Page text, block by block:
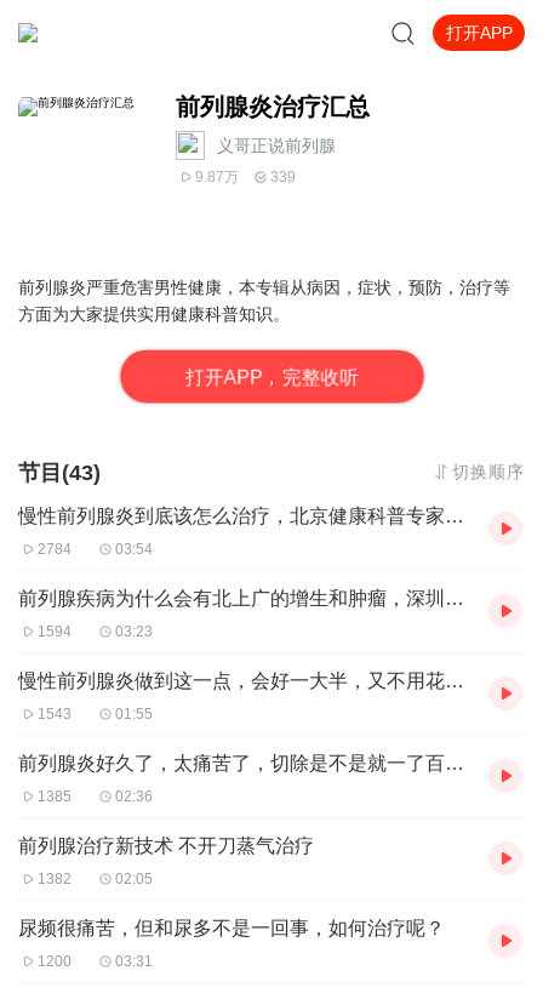
打开APP
前列腺炎治疗汇总
义哥正说前列腺
9.87万 339
前列腺炎严重危害男性健康，本专辑从病因，症状，预防，治疗等
方面为大家提供实用健康科普知识。
打开APP，完整收听
节目(43) 切换顺序
慢性前列腺炎到底该怎么治疗，北京健康科普专家告诉你
2784 03:54
前列腺疾病为什么会有北上广的增生和肿瘤，深圳的炎症之说
1594 03:23
慢性前列腺炎做到这一点，会好一大半，又不用花钱，试试！
1543 01:55
前列腺炎好久了，太痛苦了，切除是不是就一了百了了
1385 02:36
前列腺治疗新技术 不开刀蒸气治疗
1382 02:05
尿频很痛苦，但和尿多不是一回事，如何治疗呢？
1200 03:31